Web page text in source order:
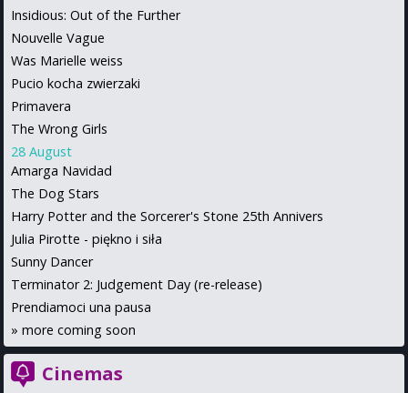
Insidious: Out of the Further
Nouvelle Vague
Was Marielle weiss
Pucio kocha zwierzaki
Primavera
The Wrong Girls
28 August
Amarga Navidad
The Dog Stars
Harry Potter and the Sorcerer's Stone 25th Annivers
Julia Pirotte - piękno i siła
Sunny Dancer
Terminator 2: Judgement Day (re-release)
Prendiamoci una pausa
» more coming soon
Cinemas